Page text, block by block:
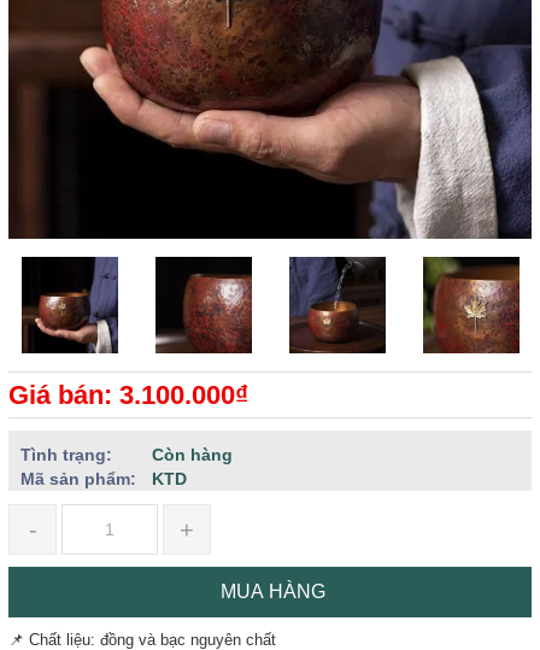
Giá bán: 3.100.000₫
Tình trạng:
Còn hàng
Mã sản phẩm:
KTD
- +
MUA HÀNG
📌 Chất liệu: đồng và bạc nguyên chất